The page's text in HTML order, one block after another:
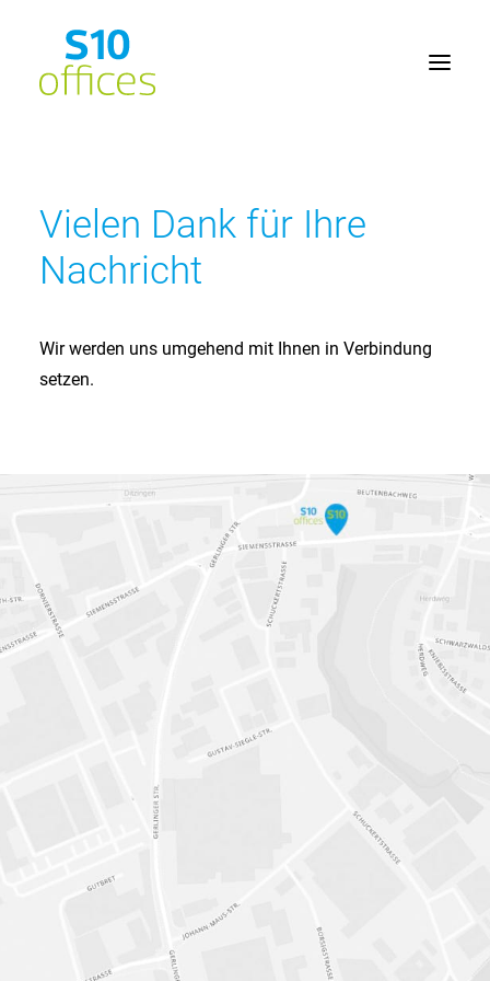
Büroflächen
Seminarräume
Service
Kontakt
Vielen Dank für Ihre
Nachricht
Wir werden uns umgehend mit Ihnen in Verbindung
setzen.